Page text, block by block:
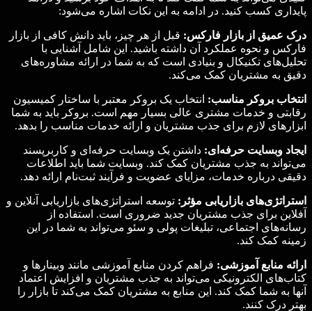
پایداری کسب کنید. در ادامه به این نکات اشاره می‌شود:
درک عمیق از بازار فارکس: قبل از هر چیز، باید دانش کافی از بازار
فارکس و نحوه عملکرد آن داشته باشید. این شامل آشنایی با
تحلیل‌های تکنیکال و بنیادی است که به شما در ارائه مشاوره‌های
دقیق به مشتریان کمک می‌کند.
انتخاب بروکر مناسب: انتخاب یک بروکر معتبر با ساختار کمیسیون
رقابتی و خدمات مشتری عالی بسیار مهم است. بروکر باید به شما
ابزارهای لازم برای جذب مشتریان و ارائه خدمات مناسب را بدهد.
ایجاد وبسایت حرفه‌ای: داشتن یک وبسایت حرفه‌ای و کاربرپسند
می‌تواند به جذب مشتریان کمک کند. وبسایت شما باید اطلاعات
دقیقی درباره خدمات، مزایای عضویت و فرآیند ثبت‌نام ارائه دهد.
استراتژی‌های بازاریابی مؤثر: توسعه استراتژی‌های بازاریابی آنلاین و
آفلاین برای جذب مشتریان جدید ضروری است. استفاده از
رسانه‌های اجتماعی، تبلیغات پولی و سئو می‌تواند به شما در این
زمینه کمک کند.
ارائه منابع آموزشی: فراهم کردن منابع آموزشی مانند وبینارها و
کتاب‌های الکترونیکی می‌تواند به جذب مشتریان و افزایش اعتماد
آنها به شما کمک کند. این منابع به مشتریان کمک می‌کند تا بازار را
بهتر درک کنند.